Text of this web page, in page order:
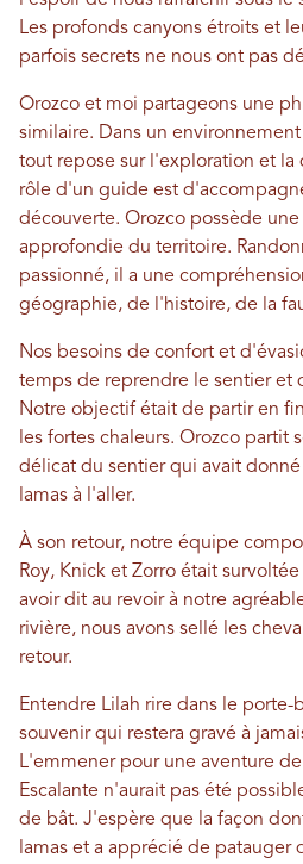
Les profonds canyons étroits et
parfois secrets ne nous ont pas
Orozco et moi partageons une
similaire. Dans un
tout repose sur l'exploration et la
rôle d'un guide est
découverte. Orozco possède une
approfondie du territoire.
passionné, il a une
géographie, de l'histoire, de la
Nos besoins de confort et
temps de reprendre le sentier et
Notre objectif était de partir en
les fortes chaleurs. Orozco partit
délicat du sentier qui avait
lamas à l'aller.
À son retour, notre équipe
Roy, Knick et Zorro était
avoir dit au revoir à notre
rivière, nous avons sellé les
retour.
Entendre Lilah rire dans le porte-
souvenir qui restera gravé à
L'emmener pour une aventure
Escalante n'aurait pas été
de bât. J'espère que la façon
lamas et a apprécié de patauger